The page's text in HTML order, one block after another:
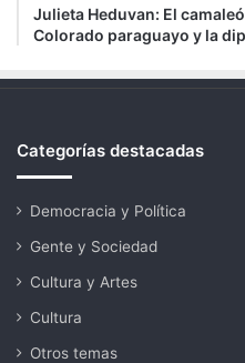
Julieta Heduvan: El
Colorado paraguayo y la
Categorías destacadas
Democracia y Política
Gente y Sociedad
Cultura y Artes
Cultura
Otros temas